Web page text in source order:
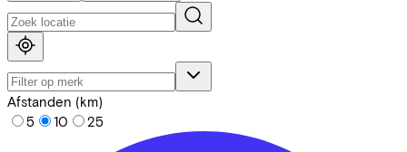
Afstanden (km)
5
10 25